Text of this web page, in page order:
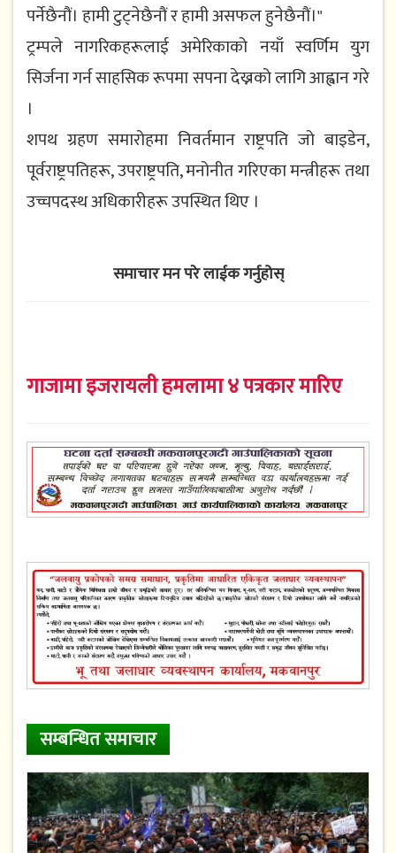
पर्नेछैनौं। हामी टुट्नेछैनौं र हामी असफल हुनेछैनौं।"
ट्रम्पले नागरिकहरूलाई अमेरिकाको नयाँ स्वर्णिम युग
सिर्जना गर्न साहसिक रूपमा सपना देख्नको लागि आह्वान गरे
।
शपथ ग्रहण समारोहमा निवर्तमान राष्ट्रपति जो बाइडेन,
पूर्वराष्ट्रपतिहरू, उपराष्ट्रपति, मनोनीत गरिएका मन्त्रीहरू तथा
उच्चपदस्थ अधिकारीहरू उपस्थित थिए ।
समाचार मन परे लाईक गर्नुहोस्
गाजामा इजरायली हमलामा ४ पत्रकार मारिए
सम्बन्धित समाचार